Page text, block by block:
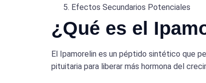
Efectos Secundarios Potenciales
¿Qué es el
El Ipamorelin es un péptido sintético que
pituitaria para liberar más hormona del